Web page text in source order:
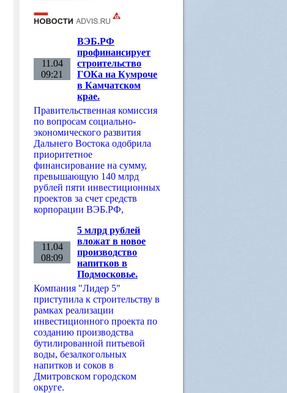
11.04
09:21
ВЭБ.РФ
профинансирует
строительство
ГОКа на Кумроче
в Камчатском
крае.
Правительственная комиссия
по вопросам социально-
экономического развития
Дальнего Востока одобрила
приоритетное
финансирование на сумму,
превышающую 140 млрд
рублей пяти инвестиционных
проектов за счет средств
корпорации ВЭБ.РФ,
11.04
08:09
5 млрд рублей
вложат в новое
производство
напитков в
Подмосковье.
Компания "Лидер 5"
приступила к строительству в
рамках реализации
инвестиционного проекта по
созданию производства
бутилированной питьевой
воды, безалкогольных
напитков и соков в
Дмитровском городском
округе.